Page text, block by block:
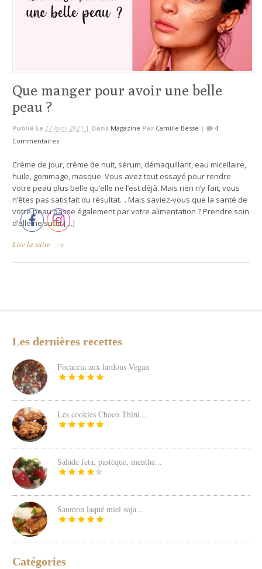
Que manger pour avoir une belle
peau ?
Publié Le 27 Avril 2021 | Dans Magazine Par Camille Besse |
4
Commentaires
Crème de jour, crème de nuit, sérum, démaquillant, eau micellaire,
huile, gommage, masque. Vous avez tout essayé pour rendre
votre peau plus belle qu’elle ne l’est déjà. Mais rien n’y fait, vous
n’êtes pas satisfait du résultat… Mais saviez-vous que la santé de
votre peau passe également par votre alimentation ? Prendre soin
d’elle ne suffit […]
Lire la suite
→
Les dernières recettes
Focaccia aux lardons Vegan
Les cookies Choco Thini...
Salade feta, pastèque, menthe...
Saumon laqué miel soja...
Catégories